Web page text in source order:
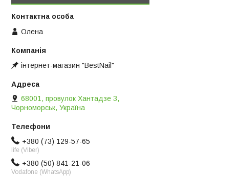
Олена
інтернет-магазин "BestNail"
68001, провулок Хантадзе 3,
Чорноморськ, Україна
+380 (73) 129-57-65
life (Viber)
+380 (50) 841-21-06
Vodafone (WhatsApp)